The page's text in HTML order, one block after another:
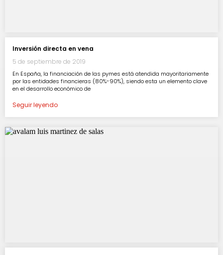
Inversión directa en vena
5 de septiembre de 2019
En España, la financiación de las pymes está atendida mayoritariamente
por las entidades financieras (80%-90%), siendo esta un elemento clave
en el desarrollo económico de
Seguir leyendo